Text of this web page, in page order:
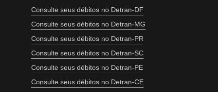
Consulte seus débitos no Detran-DF
Consulte seus débitos no Detran-MG
Consulte seus débitos no Detran-PR
Consulte seus débitos no Detran-SC
Consulte seus débitos no Detran-PE
Consulte seus débitos no Detran-CE